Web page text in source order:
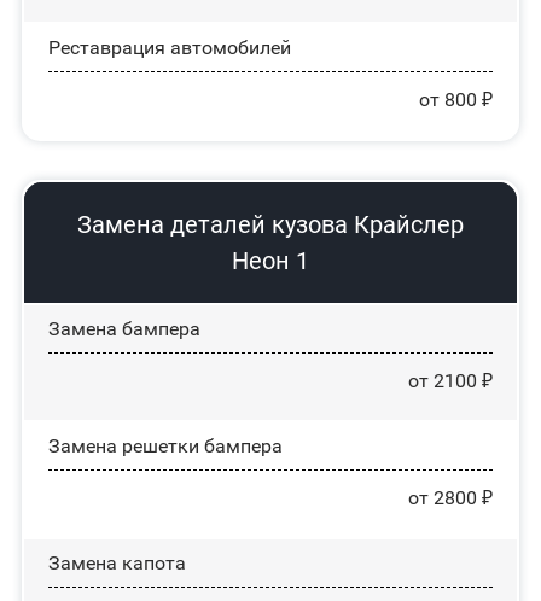
Реставрация автомобилей
от 800 ₽
Замена деталей кузова Крайслер
Неон 1
Замена бампера
от 2100 ₽
Замена решетки бампера
от 2800 ₽
Замена капота